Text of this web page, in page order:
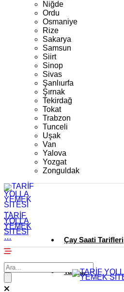
Niğde
Ordu
Osmaniye
Rize
Sakarya
Samsun
Siirt
Sinop
Sivas
Şanlıurfa
Şırnak
Tekirdağ
Tokat
Trabzon
Tunceli
Uşak
Van
Yalova
Yozgat
Zonguldak
TARİF
YOLLA
YEMEK
SİTESİ
… Çay Saati Tarifleri
Tatlılar